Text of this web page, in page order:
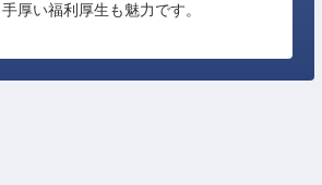
厚い福利厚生も魅力です。